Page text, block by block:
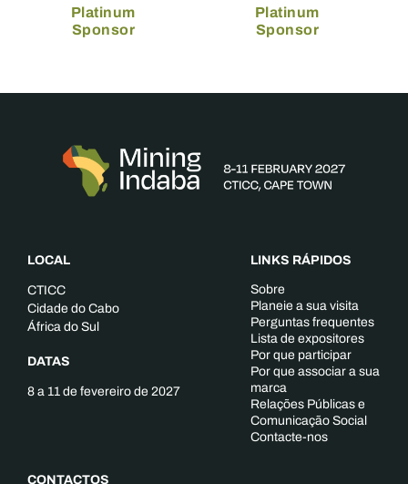
Platinum
Sponsor
Platinum
Sponsor
LOCAL
CTICC
Cidade do Cabo
África do Sul
DATAS
8 a 11 de fevereiro de 2027
CONTACTOS
LINKS RÁPIDOS
Sobre
Planeie a sua visita
Perguntas frequentes
Lista de expositores
Por que participar
Por que associar a sua
marca
Relações Públicas e
Comunicação Social
Contacte-nos